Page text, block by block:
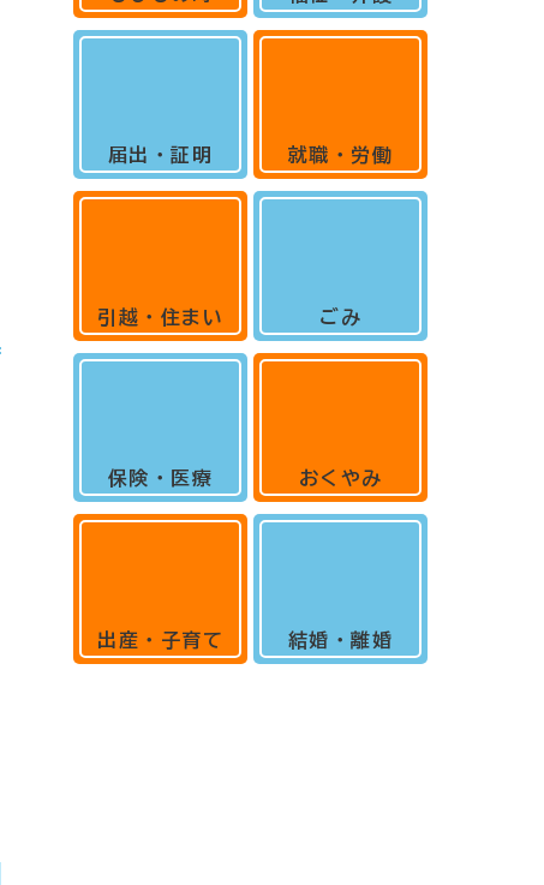
届出・証明
引越・住まい
保険・医療
出産・子育て
就職・労働
ごみ
おくやみ
結婚・離婚